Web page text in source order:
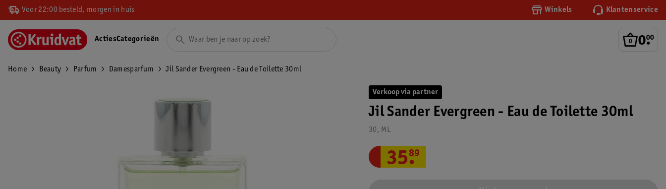
Voor 22:00 besteld, morgen in huis Winkels Klantenservice
0.
00
ActiesCategorieën
Home Beauty Parfum Damesparfum Jil Sander Evergreen - Eau de Toilette 30ml
Verkoop via partner
Jil Sander Evergreen - Eau de Toilette 30ml
30, ML
35.
89